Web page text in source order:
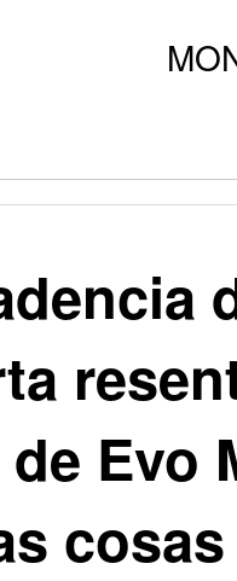
Evo